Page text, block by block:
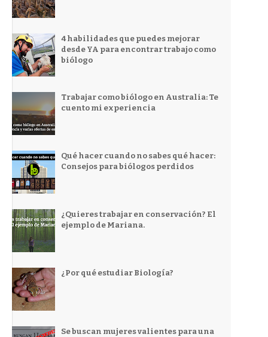
4 habilidades que puedes mejorar
desde YA para encontrar trabajo como
biólogo
Trabajar como biólogo en Australia: Te
cuento mi experiencia
Qué hacer cuando no sabes qué hacer:
Consejos para biólogos perdidos
¿Quieres trabajar en conservación? El
ejemplo de Mariana.
¿Por qué estudiar Biología?
Se buscan mujeres valientes para una